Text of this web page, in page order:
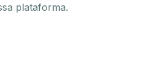
plataforma.